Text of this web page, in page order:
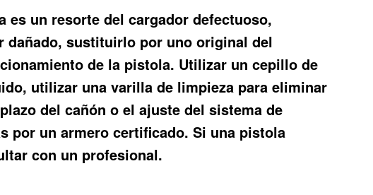
es un resorte del cargador defectuoso,
dañado, sustituirlo por uno original del
de la pistola. Utilizar un cepillo de
utilizar una varilla de limpieza para eliminar
del cañón o el ajuste del sistema de
por un armero certificado. Si una pistola
con un profesional.